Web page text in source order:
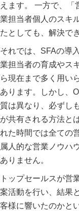
えます。 一方で、
業担当者個人のスキ
たとしても、解決で
それでは、SFAの導
業担当者の育成やス
ら現在まで多く用い
あります。しかし、
質は異なり、必ずし
が共有される方法と
れた時間では全ての
属人的な営業ノウハ
ありません。
トップセールスが営
案活動を行い、結果
客様に響いたのかと